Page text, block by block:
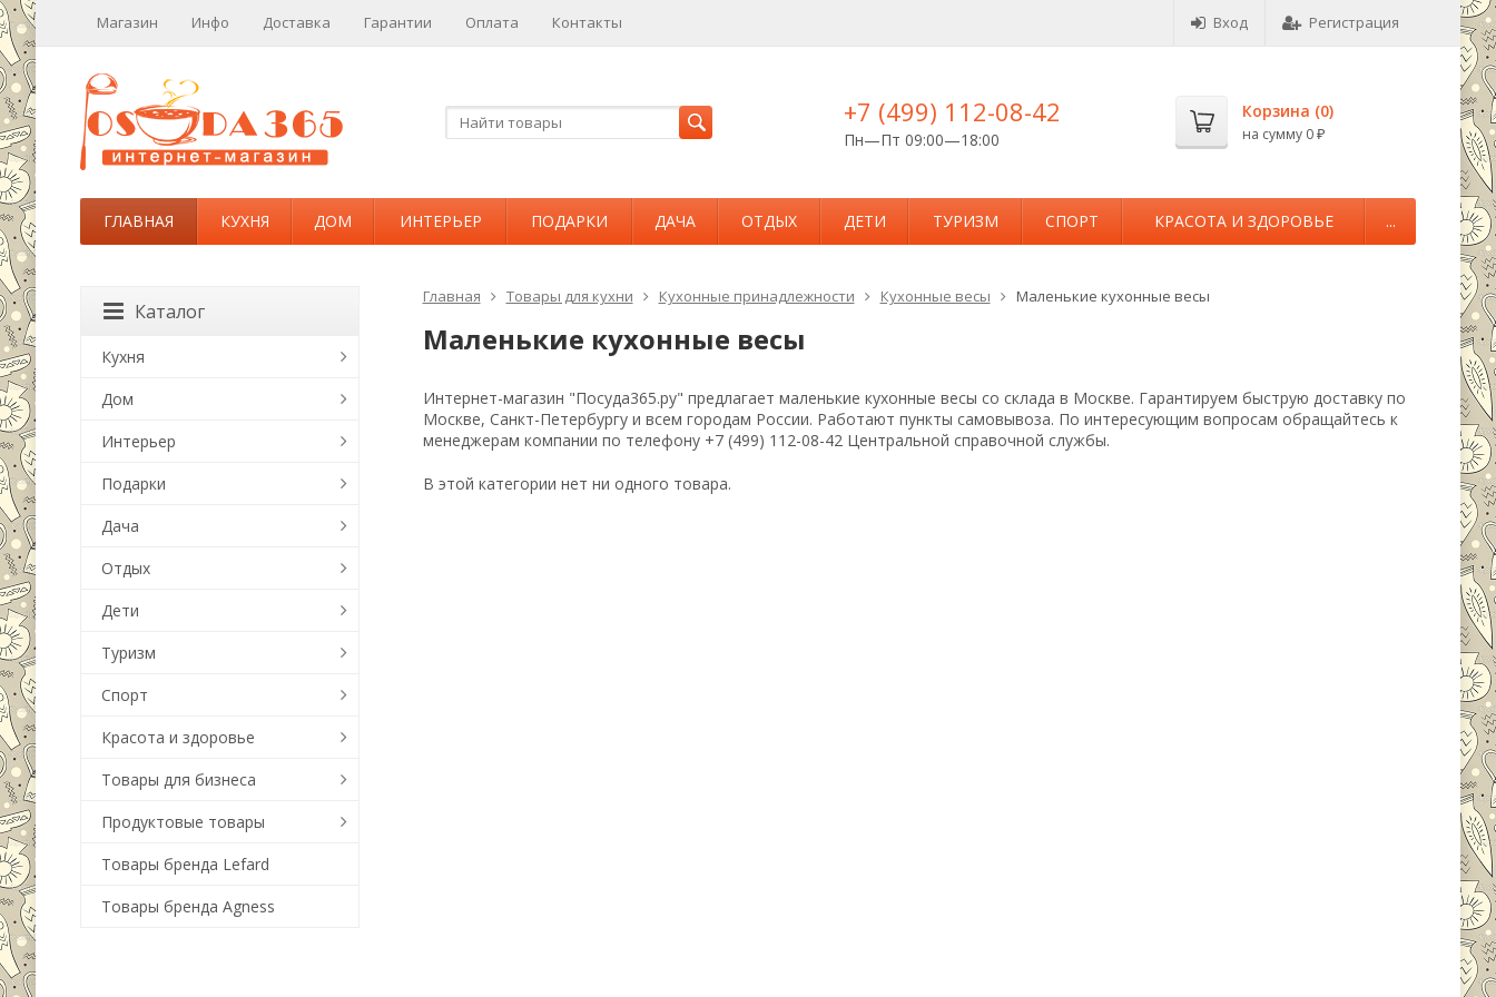
Магазин Инфо Доставка Гарантии Оплата Контакты Вход Регистрация
+7 (499) 112-08-42
Пн—Пт 09:00—18:00
Корзина (0)
на сумму 0 ₽
ГЛАВНАЯ КУХНЯ ДОМ ИНТЕРЬЕР ПОДАРКИ ДАЧА ОТДЫХ ДЕТИ ТУРИЗМ СПОРТ КРАСОТА И ЗДОРОВЬЕ ...
Главная Товары для кухни Кухонные принадлежности Кухонные весы Маленькие кухонные весы
Маленькие кухонные весы
Интернет-магазин "Посуда365.ру" предлагает маленькие кухонные весы со склада в Москве. Гарантируем быструю доставку по
Москве, Санкт-Петербургу и всем городам России. Работают пункты самовывоза. По интересующим вопросам обращайтесь к
менеджерам компании по телефону +7 (499) 112-08-42 Центральной справочной службы.
В этой категории нет ни одного товара.
Каталог
Кухня
Дом
Интерьер
Подарки
Дача
Отдых
Дети
Туризм
Спорт
Красота и здоровье
Товары для бизнеса
Продуктовые товары
Товары бренда Lefard
Товары бренда Agness